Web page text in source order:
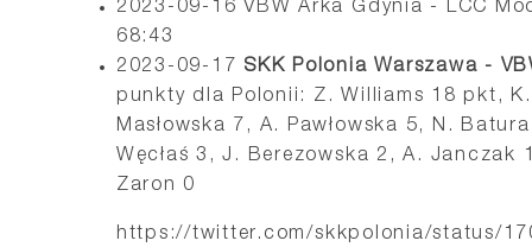
2023-09-16 VBW Arka Gdynia - LCC
68:43
2023-09-17 SKK Polonia Warszawa -
punkty dla Polonii: Z. Williams 18 pkt,
Masłowska 7, A. Pawłowska 5, N.
Węcłaś 3, J. Berezowska 2, A. Janczak
Zaron 0
https://twitter.com/skkpolonia/status/